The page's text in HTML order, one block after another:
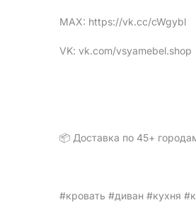
МАХ: https://vk.cc/cWgybl
VK: vk.com/vsyamebel.shop
📦 Доставка по 45+
#кровать #диван #кухня